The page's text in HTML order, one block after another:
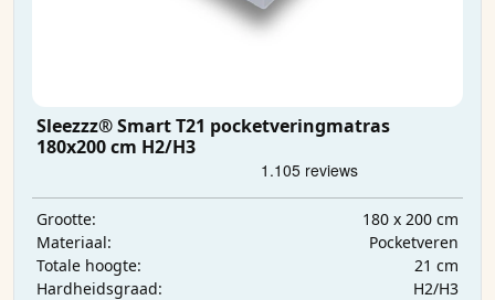
Sleezzz® Smart T21 pocketveringmatras
180x200 cm H2/H3
Grootte:
180 x 200 cm
Materiaal:
Pocketveren
Totale hoogte:
21 cm
Hardheidsgraad:
H2/H3